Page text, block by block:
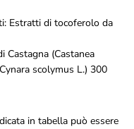
Estratti di tocoferolo da
Castagna (Castanea
scolymus L.) 300
in tabella può essere